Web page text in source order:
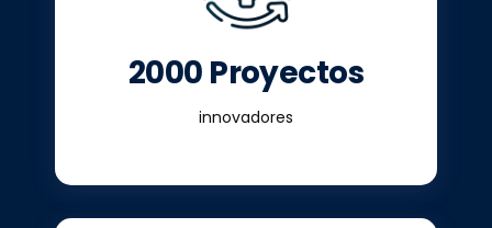
2000 Proyectos
innovadores